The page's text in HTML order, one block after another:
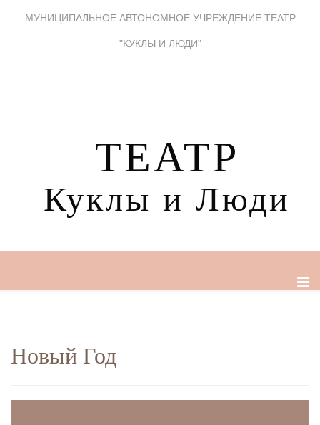
МУНИЦИПАЛЬНОЕ АВТОНОМНОЕ УЧРЕЖДЕНИЕ ТЕАТР
"КУКЛЫ И ЛЮДИ"
ТЕАТР
Куклы и Люди
Новый Год